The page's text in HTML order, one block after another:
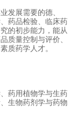
发展需要的德、
药品检验、临床药
的初步能力，能从
质量控制与评价、
质药学人才。
药用植物学与生药
生物药剂学与药物